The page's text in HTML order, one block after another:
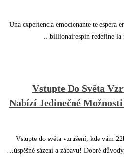
Una experiencia emocionante te espera
billionairespin redefine la
Vstupte Do Světa
Nabízí Jedinečné Možnosti
Vstupte do světa vzrušení, kde vám
úspěšné sázení a zábavu! Dobré